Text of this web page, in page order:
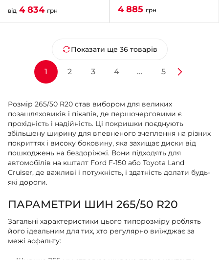
від 4 834 грн 4 885 грн
Показати ще 36 товарів
1 2 3 4 ... 5
Розмір 265/50 R20 став вибором для великих
позашляховиків і пікапів, де першочерговими є
прохідність і надійність. Ці покришки поєднують
збільшену ширину для впевненого зчеплення на різних
покриттях і високу боковину, яка захищає диски від
пошкоджень на бездоріжжі. Вони підходять для
автомобілів на кшталт Ford F-150 або Toyota Land
Cruiser, де важливі і потужність, і здатність долати будь-
які дороги.
ПАРАМЕТРИ ШИН 265/50 R20
Загальні характеристики цього типорозміру роблять
його ідеальним для тих, хто регулярно виїжджає за
межі асфальту:
Ширина 265 мм створює широке пляма контакту,